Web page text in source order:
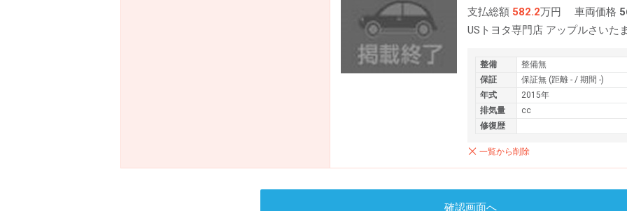
支払総額 582.2万円 車両価格
USトヨタ専門店 アップルさいた
整備
整備無
保証
保証無 (距離 - / 期間 -)
年式
2015年
排気量
cc
修復歴
一覧から削除
確認画面へ